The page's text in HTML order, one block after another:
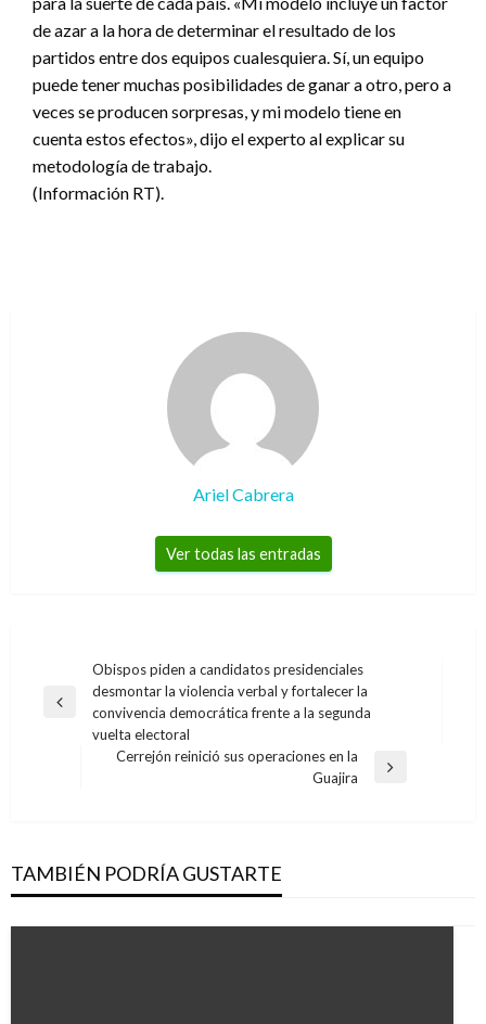
de azar a la hora de determinar el resultado de los
partidos entre dos equipos cualesquiera. Sí, un equipo
puede tener muchas posibilidades de ganar a otro, pero a
veces se producen sorpresas, y mi modelo tiene en
cuenta estos efectos», dijo el experto al explicar su
metodología de trabajo.
(Información RT).
Ariel Cabrera
Ver todas las entradas
Navegación
de
entradas
Entrada
anterior
Obispos piden a candidatos presidenciales
desmontar la violencia verbal y fortalecer la
convivencia democrática frente a la segunda
vuelta electoral
Cerrejón reinició sus operaciones en la
Guajira
TAMBIÉN PODRÍA GUSTARTE